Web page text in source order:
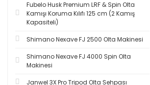
Fubelo Husk Premium LRF & Spin Olta
Kamışı Koruma Kılıfı 125 cm (2 Kamış
Kapasiteli)
Shimano Nexave FJ 2500 Olta Makinesi
Shimano Nexave FJ 4000 Spin Olta
Makinesi
Janwel 3X Pro Tripod Olta Sehpası